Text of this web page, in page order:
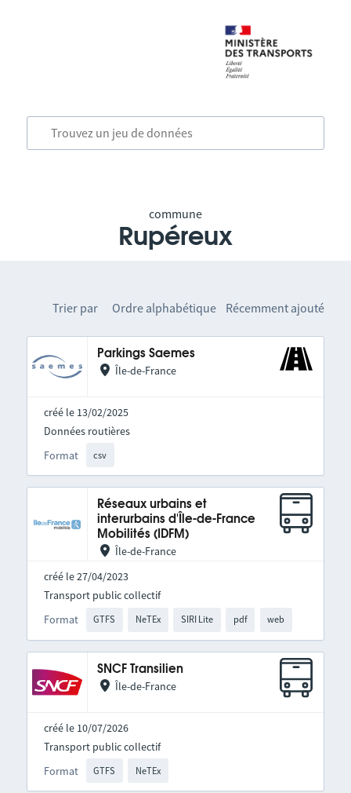
commune
Rupéreux
Trier par Ordre alphabétique Récemment ajouté
Parkings Saemes
Île-de-France
créé le 13/02/2025
Format csv
Données routières
Réseaux urbains et
interurbains d'Île-de-France
Mobilités (IDFM)
Île-de-France
créé le 27/04/2023
Format GTFS NeTEx SIRI Lite pdf web
Transport public collectif
SNCF Transilien
Île-de-France
créé le 10/07/2026
Format GTFS NeTEx
Transport public collectif